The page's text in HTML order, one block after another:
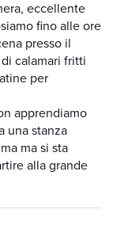
eccellente
fino alle ore
presso il
calamari fritti
per
apprendiamo
una stanza
ma si sta
alla grande